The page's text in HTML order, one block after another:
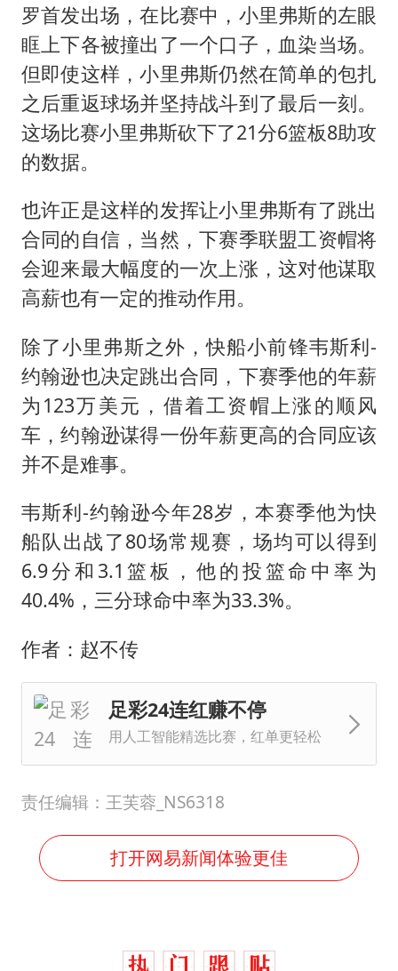
罗首发出场，在比赛中，小里弗斯的左眼
眶上下各被撞出了一个口子，血染当场。
但即使这样，小里弗斯仍然在简单的包扎
之后重返球场并坚持战斗到了最后一刻。
这场比赛小里弗斯砍下了21分6篮板8助攻
的数据。
也许正是这样的发挥让小里弗斯有了跳出
合同的自信，当然，下赛季联盟工资帽将
会迎来最大幅度的一次上涨，这对他谋取
高薪也有一定的推动作用。
除了小里弗斯之外，快船小前锋韦斯利-
约翰逊也决定跳出合同，下赛季他的年薪
为123万美元，借着工资帽上涨的顺风
车，约翰逊谋得一份年薪更高的合同应该
并不是难事。
韦斯利-约翰逊今年28岁，本赛季他为快
船队出战了80场常规赛，场均可以得到
6.9分和3.1篮板，他的投篮命中率为
40.4%，三分球命中率为33.3%。
作者：赵不传
足彩24连红赚不停
用人工智能精选比赛，红单更轻松
责任编辑：王芙蓉_NS6318
打开网易新闻体验更佳